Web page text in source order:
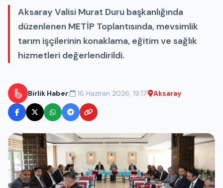
Aksaray Valisi Murat Duru başkanlığında
düzenlenen METİP Toplantısında, mevsimlik
tarım işçilerinin konaklama, eğitim ve sağlık
hizmetleri değerlendirildi.
Birlik Haber| 16 Haziran 2026, 19:17| Aksaray